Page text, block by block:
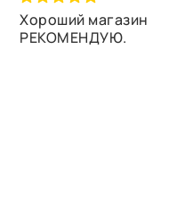
Хороший магазин
РЕКОМЕНДУЮ.